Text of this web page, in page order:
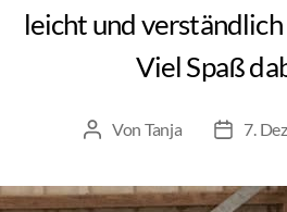
leicht und
Viel Spaß
Beitragsautor
Von Tanja 7.